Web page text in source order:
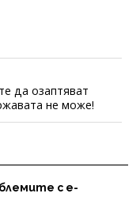
да озаптяват
не може!
с е-